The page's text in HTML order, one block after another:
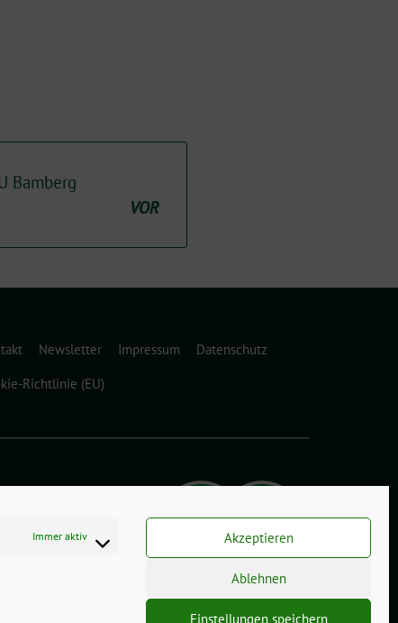
Immer aktiv Akzeptieren
Ablehnen
Einstellungen speichern
Bamberg
VOR
Newsletter Impressum
Datenschutz
Richtlinie (EU)